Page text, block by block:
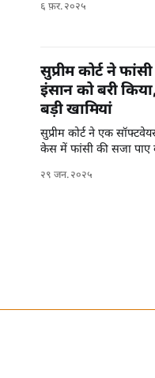
६ फ़र. २०२५
सुप्रीम कोर्ट ने
इंसान को बरी
बड़ी खामियां
सुप्रीम कोर्ट ने एक
केस में फांसी की सजा पाए
२९ जन. २०२५